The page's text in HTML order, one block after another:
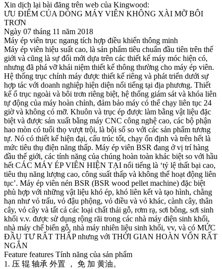
Xin dịch lại bài đăng trên web của Kingwood:
ƯU ĐIỂM CỦA DÒNG MÁY VIÊN KHÔNG XÀI MỠ BÔI
TRƠN
Ngày 07 tháng 11 năm 2018
Máy ép viên trục ngang tích hợp điều khiển thông minh
Máy ép viên hiệu suất cao, là sản phẩm tiêu chuẩn đầu tiên trên thế
giới và cũng là sự đổi mới dựa trên các thiết kế máy móc hiện có,
nhưng đã phá vỡ khái niệm thiết kế thông thường cho máy ép viên.
Hệ thống trục chính máy được thiết kế riêng và phát triển dưới sự
hợp tác với doanh nghiệp hiện diện nổi tiếng tại địa phương. Thiết
kế ổ trục ngoài và bôi trơn riêng biệt, hệ thống giám sát và khóa liên
tự động của máy hoàn chỉnh, đảm bảo máy có thể chạy liên tục 24
giờ và không có mỡ. Khuôn và trục ép được làm bằng vật liệu đặc
biệt và được sản xuất bằng máy CNC công nghệ cao, các bộ phận
hao mòn có tuổi thọ vượt trội, là bội số so với các sản phẩm tương
tự. Nó có thiết kế hiện đại, cấu trúc tốt, chạy ổn định và trên hết là
mức tiêu thụ điện năng thấp. Máy ép viên BSR đang ở vị trí hàng
đầu thế giới, các tính năng của chúng hoàn toàn khác biệt so với hầu
hết CÁC MÁY ÉP VIÊN HIỆN TẠI nổi tiếng là ‘tỷ lệ thất bại cao,
tiêu thụ năng lượng cao, công suất thấp và không thể hoạt động liên
tục’. Máy ép viên nén BSR (BSR wood pellet machine) đặc biệt
phù hợp với những vật liệu khó ép, khó liên kết và tạo hình, chẳng
hạn như vỏ trấu, vỏ đậu phộng, vỏ điều và vỏ khác, cành cây, thân
cây, vỏ cây và tất cả các loại chất thải gỗ, rơm rạ, sơi bông, sơi sinh
khối v.v. được sử dụng rộng rãi trong các nhà máy điện sinh khối,
nhà máy chế biến gỗ, nhà máy nhiên liệu sinh khối, vv, và có MỨC
ĐẦU TƯ RẤT THẤP nhưng với THỜI GIAN HOÀN VỐN RẤT
NGẮN
Feature features Tính năng của sản phẩm
1. 压 辊 轴承 外置 ， 免 加 黄油。